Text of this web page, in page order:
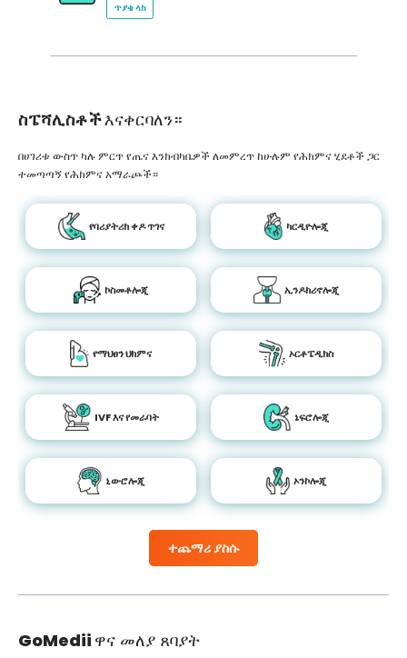
ጥያቄ ላክ
ስፔሻሊስቶችእናቀርባለን።
ተጨማሪ ያስሱ
በሀገሪቱ ውስጥ ካሉ ምርጥ የጤና እንክብካቤዎች ለመምረጥ ከሁሉም የሕክምና ሂደቶች ጋር
ተመጣጣኝ የሕክምና አማራጮች።
የባሪያትሪክ ቀዶ ጥገና ካርዲዮሎጂ
ኮስመቶሎጂ ኢንዶክሪኖሎጂ
የማህፀን ህክምና ኦርቶፔዲክስ
IVF እና የመራባት ኔፍሮሎጂ
ኒውሮሎጂ ኦንኮሎጂ
GoMedii ዋና መለያ ጸባያት